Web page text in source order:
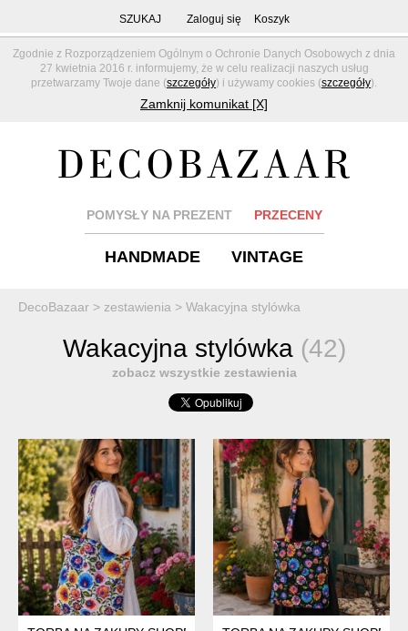
Zgodnie z Rozporządzeniem Ogólnym o Ochronie Danych Osobowych z dnia
27 kwietnia 2016 r. informujemy, że w celu realizacji naszych usług
przetwarzamy Twoje dane (szczegóły) i używamy cookies (szczegóły).
Zamknij komunikat [X]
SZUKAJ Zaloguj się Koszyk
POMYSŁY NA PREZENT PRZECENY
HANDMADE VINTAGE
DecoBazaar > zestawienia > Wakacyjna stylówka
Wakacyjna stylówka (42)
zobacz wszystkie zestawienia